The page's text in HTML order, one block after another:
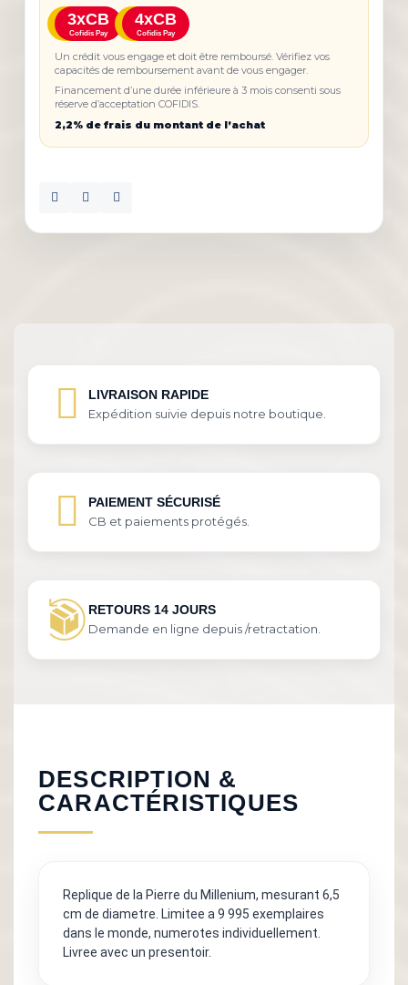
3xCB
Cofidis Pay
4xCB
Cofidis Pay
Un crédit vous engage et doit être remboursé. Vérifiez vos
capacités de remboursement avant de vous engager.
Financement d’une durée inférieure à 3 mois consenti sous
réserve d’acceptation COFIDIS.
2,2% de frais du montant de l’achat
LIVRAISON RAPIDE
Expédition suivie depuis notre boutique.
PAIEMENT SÉCURISÉ
CB et paiements protégés.
RETOURS 14 JOURS
Demande en ligne depuis /retractation.
DESCRIPTION &
CARACTÉRISTIQUES
Replique de la Pierre du Millenium, mesurant 6,5
cm de diametre. Limitee a 9 995 exemplaires
dans le monde, numerotes individuellement.
Livree avec un presentoir.